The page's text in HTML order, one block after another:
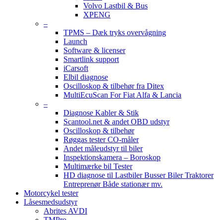
Volvo Lastbil & Bus
XPENG
–
TPMS – Dæk tryks overvågning
Launch
Software & licenser
Smartlink support
iCarsoft
Elbil diagnose
Oscilloskop & tilbehør fra Ditex
MultiEcuScan For Fiat Alfa & Lancia
–
Diagnose Kabler & Stik
Scantool.net & andet OBD udstyr
Oscilloskop & tilbehør
Røggas tester CO-måler
Andet måleudstyr til biler
Inspektionskamera – Boroskop
Multimærke bil Tester
HD diagnose til Lastbiler Busser Biler Traktorer
Entreprenør Både stationær mv.
Motorcykel tester
Låsesmedsudstyr
Abrites AVDI